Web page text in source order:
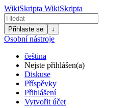
WikiSkripta WikiSkripta
Přihlaste se ↓
Osobní nástroje
čeština
Nejste přihlášen(a)
Diskuse
Příspěvky
Přihlášení
Vytvořit účet